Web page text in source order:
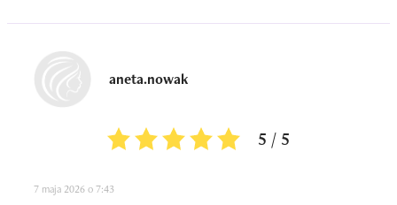
aneta.nowak
5 / 5
7 maja 2026 o 7:43